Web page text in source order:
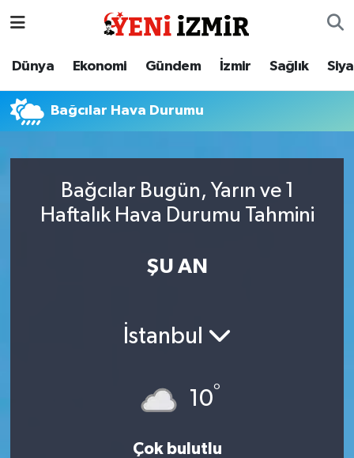
Dünya Ekonomi Gündem İzmir Sağlık
Bağcılar Hava Durumu
Bağcılar Bugün, Yarın ve 1
Haftalık Hava Durumu Tahmini
ŞU AN
İstanbul
10°
Çok bulutlu
Dünya
İzmir
Sağlık
Resmi İlanlar
İzmir Nöbetçi Eczaneler
İzmir Trafik Yoğunluk Haritası
Süper Lig Puan Durumu ve Fikstür